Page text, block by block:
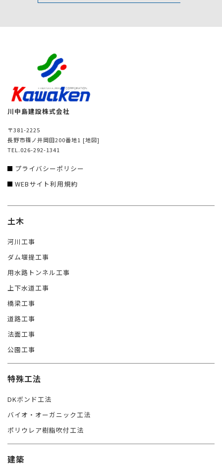
川中島建設株式会社
〒381-2225
長野市篠ノ井岡田200番地1 [地図]
TEL.026-292-1341
プライバシーポリシー
WEBサイト利用規約
土木
河川工事
ダム堰提工事
用水路トンネル工事
上下水道工事
橋梁工事
道路工事
法面工事
公園工事
特殊工法
DKボンド工法
バイオ・オーガニック工法
ポリウレア樹脂吹付工法
建築